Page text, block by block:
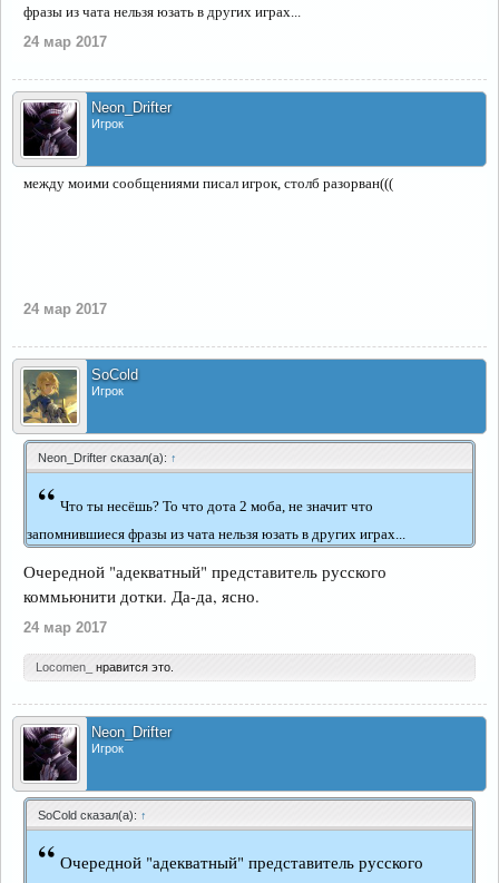
фразы из чата нельзя юзать в других играх...
24 мар 2017
Neon_Drifter
Игрок
между моими сообщениями писал игрок, столб разорван(((
24 мар 2017
SoCold
Игрок
Neon_Drifter сказал(а): ↑
“ Что ты несёшь? То что дота 2 моба, не значит что
запомнившиеся фразы из чата нельзя юзать в других играх...
Очередной "адекватный" представитель русского
коммьюнити дотки. Да-да, ясно.
24 мар 2017
Locomen_ нравится это.
Neon_Drifter
Игрок
SoCold сказал(а): ↑
“ Очередной "адекватный" представитель русского